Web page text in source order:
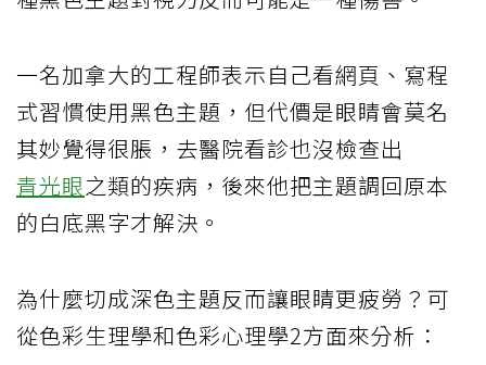
一名加拿大的工程師表示自己看網頁、寫程
式習慣使用黑色主題，但代價是眼睛會莫名
其妙覺得很脹，去醫院看診也沒檢查出
青光眼之類的疾病，後來他把主題調回原本
的白底黑字才解決。
為什麼切成深色主題反而讓眼睛更疲勞？可
從色彩生理學和色彩心理學2方面來分析：